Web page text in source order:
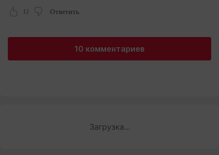
12 Ответить
10 комментариев
Загрузка...